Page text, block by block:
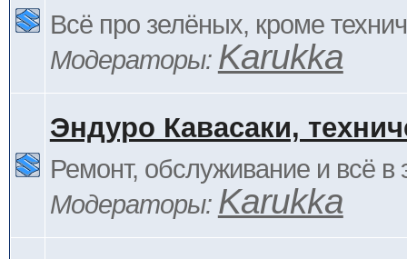
Всё про зелёных, кроме
Модераторы: Karukka
Эндуро Кавасаки,
Ремонт, обслуживание и всё в
Модераторы: Karukka